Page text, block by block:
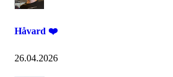
Håvard ❤️
26.04.2026